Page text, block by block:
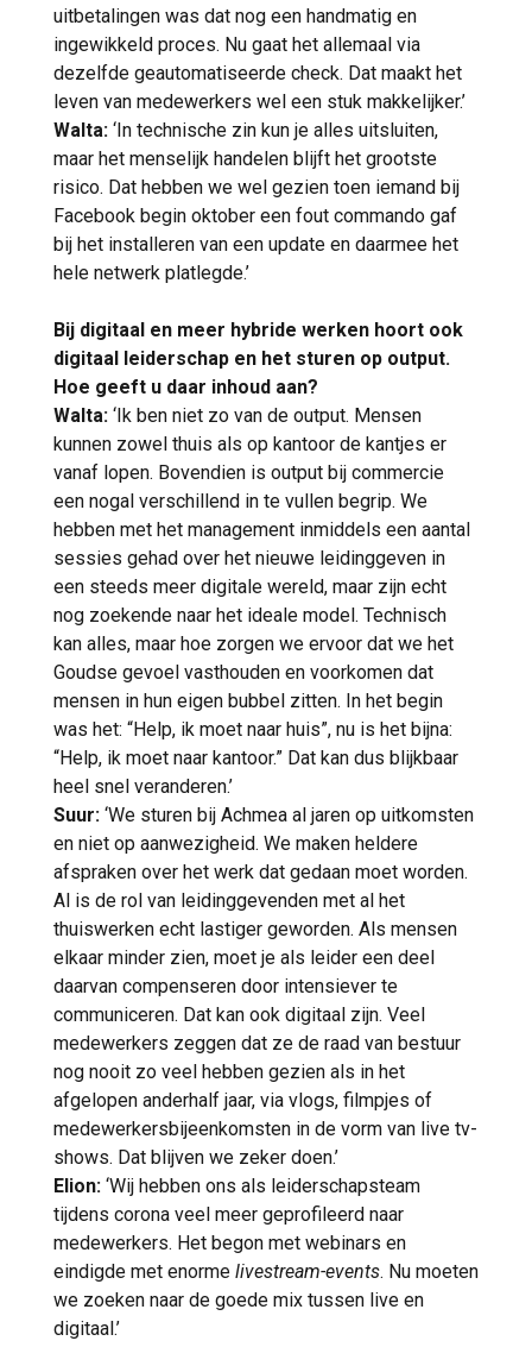
uitbetalingen was dat nog een handmatig en
ingewikkeld proces. Nu gaat het allemaal via
dezelfde geautomatiseerde check. Dat maakt het
leven van medewerkers wel een stuk makkelijker.’
Walta: ‘In technische zin kun je alles uitsluiten,
maar het menselijk handelen blijft het grootste
risico. Dat hebben we wel gezien toen iemand bij
Facebook begin oktober een fout commando gaf
bij het installeren van een update en daarmee het
hele netwerk platlegde.’
Bij digitaal en meer hybride werken hoort ook
digitaal leiderschap en het sturen op output.
Hoe geeft u daar inhoud aan?
Walta: ‘Ik ben niet zo van de output. Mensen
kunnen zowel thuis als op kantoor de kantjes er
vanaf lopen. Bovendien is output bij commercie
een nogal verschillend in te vullen begrip. We
hebben met het management inmiddels een aantal
sessies gehad over het nieuwe leidinggeven in
een steeds meer digitale wereld, maar zijn echt
nog zoekende naar het ideale model. Technisch
kan alles, maar hoe zorgen we ervoor dat we het
Goudse gevoel vasthouden en voorkomen dat
mensen in hun eigen bubbel zitten. In het begin
was het: “Help, ik moet naar huis”, nu is het bijna:
“Help, ik moet naar kantoor.” Dat kan dus blijkbaar
heel snel veranderen.’
Suur: ‘We sturen bij Achmea al jaren op uitkomsten
en niet op aanwezigheid. We maken heldere
afspraken over het werk dat gedaan moet worden.
Al is de rol van leidinggevenden met al het
thuiswerken echt lastiger geworden. Als mensen
elkaar minder zien, moet je als leider een deel
daarvan compenseren door intensiever te
communiceren. Dat kan ook digitaal zijn. Veel
medewerkers zeggen dat ze de raad van bestuur
nog nooit zo veel hebben gezien als in het
afgelopen anderhalf jaar, via vlogs, filmpjes of
medewerkersbijeenkomsten in de vorm van live tv-
shows. Dat blijven we zeker doen.’
Elion: ‘Wij hebben ons als leiderschapsteam
tijdens corona veel meer geprofileerd naar
medewerkers. Het begon met webinars en
eindigde met enorme livestream-events. Nu moeten
we zoeken naar de goede mix tussen live en
digitaal.’